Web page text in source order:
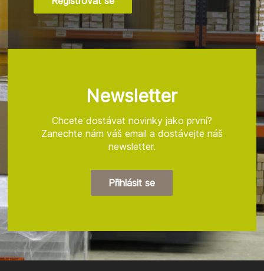
á
p
a
t
í
Newsletter
Chcete dostávat novinky jako první?
Zanechte nám váš email a dostávejte náš
newsletter.
Přihlásit se